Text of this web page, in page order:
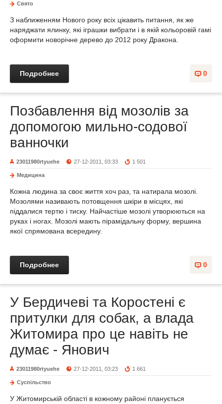
Свято
З наближенням Нового року всіх цікавить питання, як же
наряджати ялинку, які іграшки вибрати і в якій кольоровій гамі
оформити новорічне дерево до 2012 року Дракона.
0
Подробнее
Позбавлення від мозолів за
допомогою мильно-содової
ванночки
23011980rtyuehe 27-12-2011, 03:33 1 501
Медицина
Кожна людина за своє життя хоч раз, та натирала мозолі.
Мозолями називають потовщення шкіри в місцях, які
піддалися тертю і тиску. Найчастіше мозолі утворюються на
руках і ногах. Мозолі мають пірамідальну форму, вершина
якої спрямована всередину.
0
Подробнее
У Бердичеві та Коростені є
притулки для собак, а влада
Житомира про це навіть не
думає - Янович
23011980rtyuehe 27-12-2011, 03:23 1 661
Суспільство
У Житомирській області в кожному районі планується